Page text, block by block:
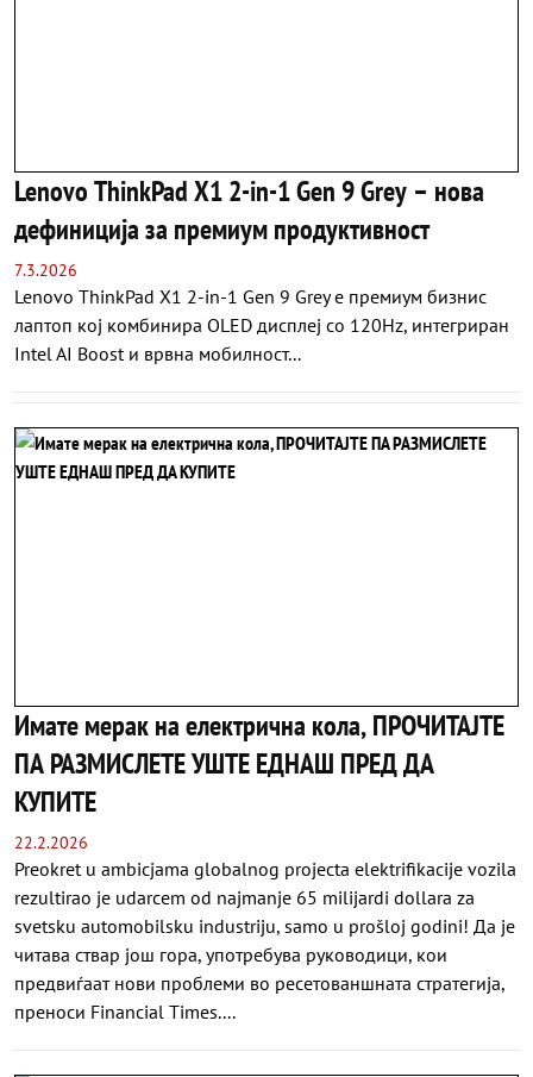
Lenovo ThinkPad X1 2-in-1 Gen 9 Grey – нова
дефиниција за премиум продуктивност
7.3.2026
Lenovo ThinkPad X1 2-in-1 Gen 9 Grey е премиум бизнис
лаптоп кој комбинира OLED дисплеј со 120Hz, интегриран
Intel AI Boost и врвна мобилност...
Имате мерак на електрична кола, ПРОЧИТАЈТЕ
ПА РАЗМИСЛЕТЕ УШТЕ ЕДНАШ ПРЕД ДА
КУПИТЕ
22.2.2026
Preokret u ambicjama globalnog projecta elektrifikacije vozila
rezultirao je udarcem od najmanje 65 milijardi dollara za
svetsku automobilsku industriju, samo u prošloj godini! Да је
читава ствар још гора, употребува руководици, кои
предвиѓаат нови проблеми во ресетованшната стратегија,
преноси Financial Times....